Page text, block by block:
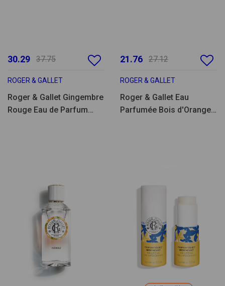
30.29 37.75
ROGER & GALLET
Roger & Gallet Gingembre
Rouge Eau de Parfum
21.76 27.12
ROGER & GALLET
Roger & Gallet Eau
Parfumée Bois d'Orange